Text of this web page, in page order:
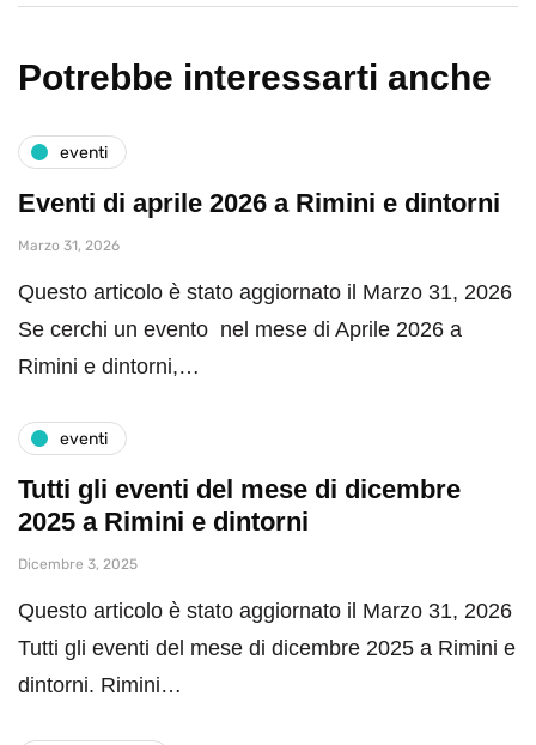
Potrebbe interessarti anche
eventi
Eventi di aprile 2026 a Rimini e dintorni
Marzo 31, 2026
Questo articolo è stato aggiornato il Marzo 31, 2026
Se cerchi un evento nel mese di Aprile 2026 a
Rimini e dintorni,…
eventi
Tutti gli eventi del mese di dicembre
2025 a Rimini e dintorni
Dicembre 3, 2025
Questo articolo è stato aggiornato il Marzo 31, 2026
Tutti gli eventi del mese di dicembre 2025 a Rimini e
dintorni. Rimini…